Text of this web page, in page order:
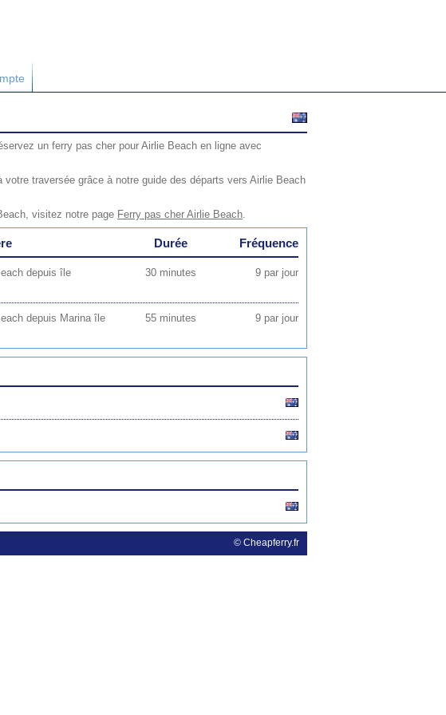
un ferry pas cher pour Airlie Beach en ligne avec
traversée grâce à notre guide des départs vers Airlie Beach
visitez notre page Ferry pas cher Airlie Beach.
Durée Fréquence
depuis île
30 minutes 9 par jour
depuis Marina île
55 minutes 9 par jour
© Cheapferry.fr